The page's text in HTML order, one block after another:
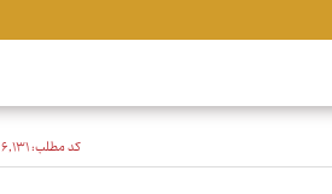
کد مطلب:۶٬۱۳۱